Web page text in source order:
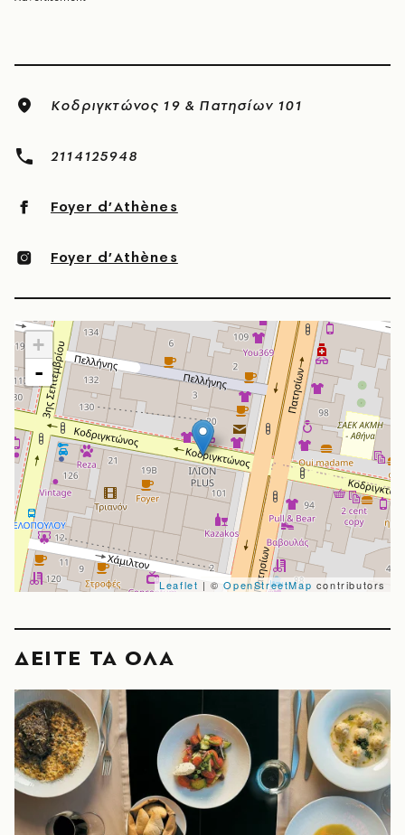
Κοδριγκτώνος 19 & Πατησίων 101
2114125948
Foyer d’Athènes
Foyer d’Athènes
+
-
Leaflet | ©OpenStreetMap contributors
ΔΕΙΤΕ ΤΑ ΟΛΑ